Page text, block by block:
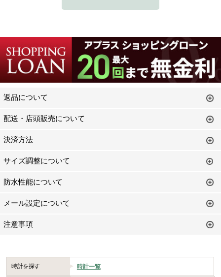
返品について
配送・店頭販売について
決済方法
サイズ調整について
防水性能について
メール設定について
注意事項
時計を探す 時計一覧